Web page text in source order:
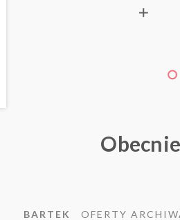
BARTEK OFERTY